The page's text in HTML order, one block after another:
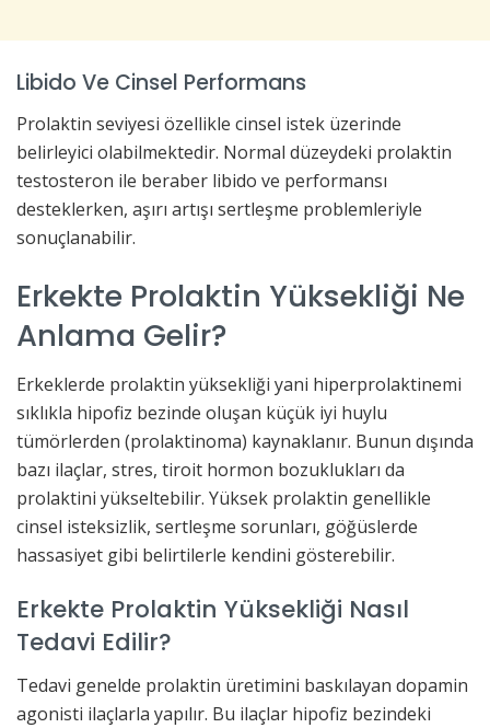
Libido Ve Cinsel Performans
Prolaktin seviyesi özellikle cinsel istek üzerinde
belirleyici olabilmektedir. Normal düzeydeki prolaktin
testosteron ile beraber libido ve performansı
desteklerken, aşırı artışı sertleşme problemleriyle
sonuçlanabilir.
Erkekte Prolaktin Yüksekliği Ne
Anlama Gelir?
Erkeklerde prolaktin yüksekliği yani hiperprolaktinemi
sıklıkla hipofiz bezinde oluşan küçük iyi huylu
tümörlerden (prolaktinoma) kaynaklanır. Bunun dışında
bazı ilaçlar, stres, tiroit hormon bozuklukları da
prolaktini yükseltebilir. Yüksek prolaktin genellikle
cinsel isteksizlik, sertleşme sorunları, göğüslerde
hassasiyet gibi belirtilerle kendini gösterebilir.
Erkekte Prolaktin Yüksekliği Nasıl
Tedavi Edilir?
Tedavi genelde prolaktin üretimini baskılayan dopamin
agonisti ilaçlarla yapılır. Bu ilaçlar hipofiz bezindeki